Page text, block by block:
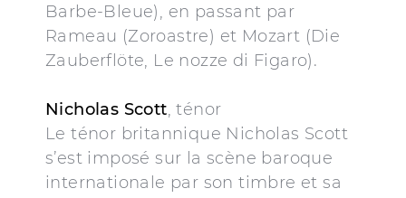
Barbe-Bleue), en passant par
Rameau (Zoroastre) et Mozart (Die
Zauberflöte, Le nozze di Figaro).
Nicholas Scott, ténor
Le ténor britannique Nicholas Scott
s’est imposé sur la scène baroque
internationale par son timbre et sa